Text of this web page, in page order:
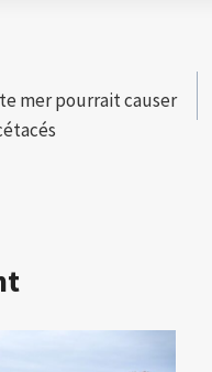
mer pourrait causer